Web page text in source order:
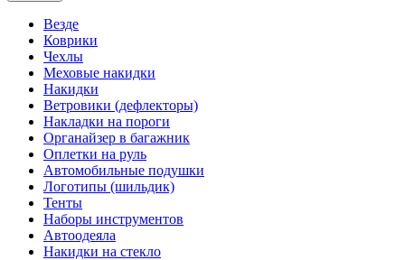
Везде
Коврики
Чехлы
Меховые накидки
Накидки
Ветровики (дефлекторы)
Накладки на пороги
Органайзер в багажник
Оплетки на руль
Автомобильные подушки
Логотипы (шильдик)
Тенты
Наборы инструментов
Автоодеяла
Накидки на стекло